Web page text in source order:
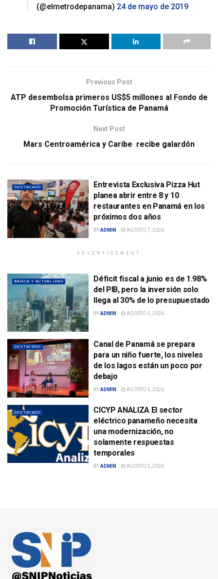
(@elmetrodepanama) 24 de mayo de 2019
Previous Post
ATP desembolsa primeros US$5 millones al Fondo de
Promoción Turística de Panamá
Next Post
Mars Centroamérica y Caribe recibe galardón
DESTACADO
Entrevista Exclusiva Pizza Hut
planea abrir entre 8 y 10
restaurantes en Panamá en los
próximos dos años
BYADMIN AGOSTO 7, 2026
ADVERTISEMENT
BANCA Y ACTUALIDAD
Déficit fiscal a junio es de 1.98%
del PIB, pero la inversión solo
llega al 30% de lo presupuestado
BYADMIN AGOSTO 5, 2026
DESTACADO
Canal de Panamá se prepara
para un niño fuerte, los niveles
de los lagos están un poco por
debajo
BYADMIN AGOSTO 5, 2026
DESTACADO
CICYP ANALIZA El sector
eléctrico panameño necesita
una modernización, no
solamente respuestas
temporales
BYADMIN AGOSTO 5, 2026